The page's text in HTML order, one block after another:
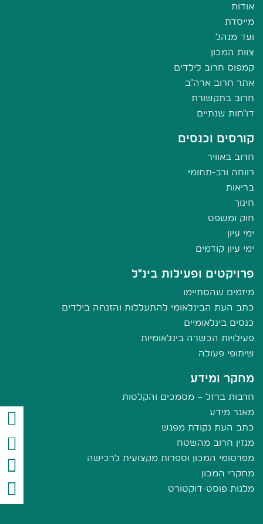
אודות
מייסדת
ועד מנהל
צוות המכון
קמפוס חרוב לילדים
אתר חרוב ארה"ב
חרוב בתקשורת
דו"חות שנתיים
קורסים וכנסים
חרוב באוויר
רווחה ורב-תחומי
בריאות
חינוך
חוק ומשפט
ימי עיון
ימי עיון קודמים
פרויקטים ופעילות בינ"ל
מיזמים שהסתיימו
כתב העת הבינלאומי להתעללות והזנחה בילדים
כנסים בינלאומיים
פעילויות הכשרה בינלאומיות
שיתופי פעולה
מחקר ומידע
חרבות ברזל – מסמכים והקלטות
מאגר מידע
כתב העת נקודת מפגש
מגזין חרוב מהשטח
מפרסומי המכון וספרות מקצועית לרכישה
מחקרי המכון
מלגות פוסט-דוקטורט